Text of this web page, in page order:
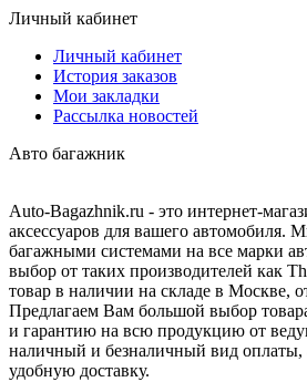
Личный кабинет
Личный кабинет
История заказов
Мои закладки
Рассылка новостей
Авто багажник
Auto-Bagazhnik.ru - это интернет-
аксессуаров для вашего автомобиля.
багажными системами на все марки
выбор от таких производителей как
товар в наличии на складе в Москве,
Предлагаем Вам большой выбор
и гарантию на всю продукцию от
наличный и безналичный вид
удобную доставку.